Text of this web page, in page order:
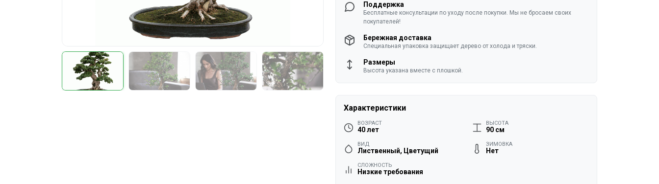
Поддержка
Бесплатные консультации по уходу после покупки. Мы не бросаем своих
покупателей!
Бережная доставка
Специальная упаковка защищает дерево от холода и тряски.
Размеры
Высота указана вместе с плошкой.
Характеристики
ВОЗРАСТ
40 лет
ВЫСОТА
90 см
ВИД
Лиственный, Цветущий
ЗИМОВКА
Нет
СЛОЖНОСТЬ
Низкие требования